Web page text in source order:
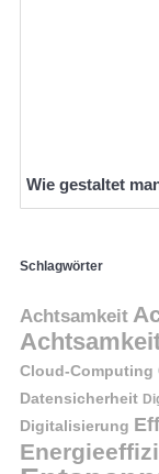
Wie gestaltet
Schlagwörter
Achtsamkeit
Cloud-Computing
Datensicherheit
Digitalisierung